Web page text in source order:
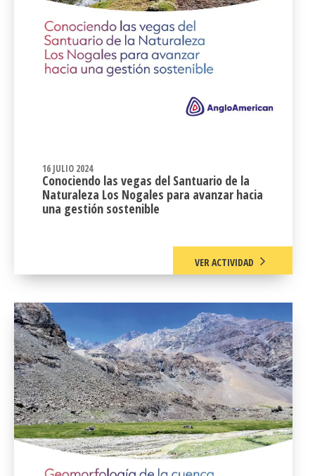
16 JULIO 2024
Conociendo las vegas del Santuario de la
Naturaleza Los Nogales para avanzar hacia
una gestión sostenible
VER ACTIVIDAD